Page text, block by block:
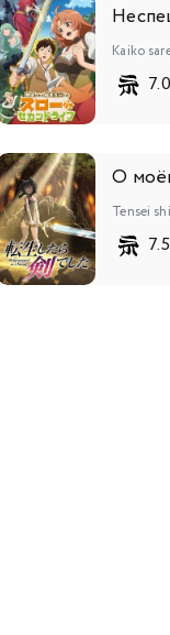
О
Tensei